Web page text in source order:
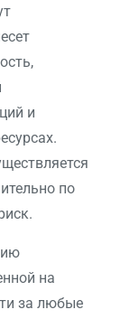
и
по
на
за любые